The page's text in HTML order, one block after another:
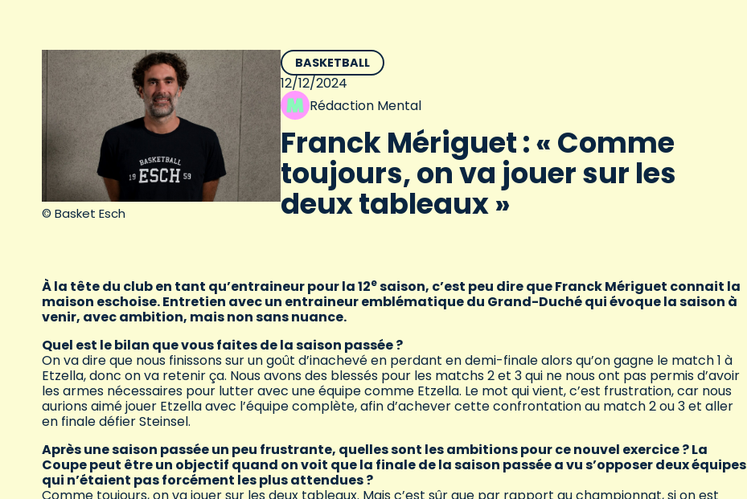
© Basket Esch
BASKETBALL
12/12/2024
Rédaction Mental
Franck Mériguet : « Comme
toujours, on va jouer sur les
deux tableaux »
À la tête du club en tant qu’entraineur pour la 12esaison, c’est peu dire que Franck Mériguet connait la
maison eschoise. Entretien avec un entraineur emblématique du Grand-Duché qui évoque la saison à
venir, avec ambition, mais non sans nuance.
Quel est le bilan que vous faites de la saison passée ?
On va dire que nous finissons sur un goût d’inachevé en perdant en demi-finale alors qu’on gagne le match 1 à
Etzella, donc on va retenir ça. Nous avons des blessés pour les matchs 2 et 3 qui ne nous ont pas permis d’avoir
les armes nécessaires pour lutter avec une équipe comme Etzella. Le mot qui vient, c’est frustration, car nous
aurions aimé jouer Etzella avec l’équipe complète, afin d’achever cette confrontation au match 2 ou 3 et aller
en finale défier Steinsel.
Après une saison passée un peu frustrante, quelles sont les ambitions pour ce nouvel exercice ? La
Coupe peut être un objectif quand on voit que la finale de la saison passée a vu s’opposer deux équipes
qui n’étaient pas forcément les plus attendues ?